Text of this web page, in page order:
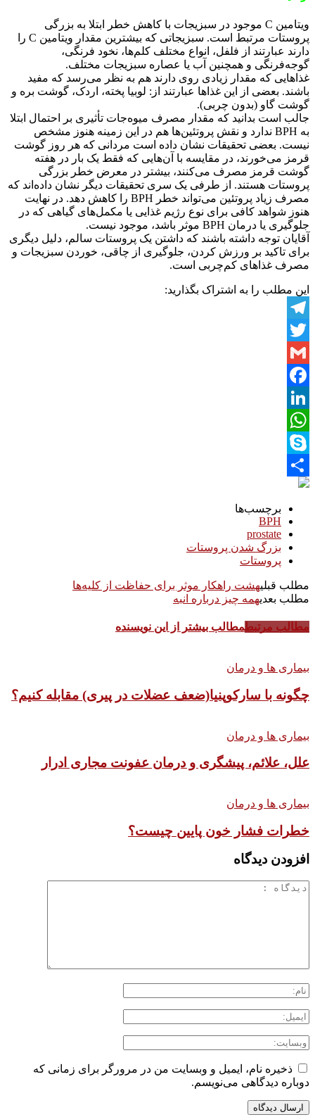
ویتامین C موجود در سبزیجات با کاهش خطر ابتلا به بزرگی
پروستات مرتبط است. سبزیجاتی که بیشترین مقدار ویتامین C را
دارند عبارتند از فلفل، انواع مختلف کلم‌‌ها، نخود فرنگی،
گوجه‌فرنگی و همچنین آب یا عصاره سبزیجات مختلف.
غذاهایی که مقدار زیادی روی دارند هم به نظر می‌رسد که مفید
باشند. بعضی از این غذاها عبارتند از: لوبیا پخته، اردک، گوشت بره و
گوشت گاو (بدون چربی).
جالب است بدانید که مقدار مصرف میوه‌جات تأثیری بر احتمال ابتلا
به BPH ندارد و نقش پروتئین‌ها هم در این زمینه هنوز مشخص
نیست. بعضی تحقیقات نشان داده است مردانی که هر روز گوشت
قرمز می‌خورند، در مقایسه با آن‌هایی که فقط یک بار در هفته
گوشت قرمز مصرف می‌کنند، بیشتر در معرض خطر بزرگی
پروستات هستند. از طرفی یک سری تحقیقات دیگر نشان داده‌اند که
مصرف زیاد پروتئین می‌تواند خطر BPH‌ را کاهش دهد. در نهایت
هنوز شواهد کافی برای نوع رژیم غذایی یا مکمل‌های گیاهی که در
جلوگیری یا درمان BPH‌ موثر باشد، موجود نیست.
آقایان توجه داشته باشند که داشتن یک پروستات سالم، دلیل دیگری
برای تاکید بر ورزش کردن، جلوگیری از چاقی، خوردن سبزیجات و
مصرف غذاهای کم‌چربی است.
این مطلب را به اشتراک بگذارید:
Telegram
Twitter
Gmail
Facebook
LinkedIn
WhatsApp
Skype
Share
برچسب‌ها
BPH
prostate
بزرگ شدن پروستات
پروستات
مطلب قبلیهشت راهکار موثر برای حفاظت از کلیه‌ها
مطلب بعدیهمه چیز درباره انبه
مطالب مرتبطمطالب بیشتر از این نویسنده
بیماری ها و درمان
چگونه با سارکوپنیا(ضعف عضلات در پیری) مقابله کنیم؟
بیماری ها و درمان
علل، علائم، پیشگری و درمان عفونت مجاری ادرار
بیماری ها و درمان
خطرات فشار خون پایین چیست؟
افزودن دیدگاه
ذخیره نام، ایمیل و وبسایت من در مرورگر برای زمانی که
دوباره دیدگاهی می‌نویسم.